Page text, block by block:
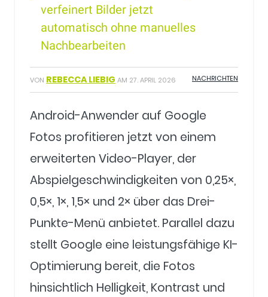
verfeinert Bilder jetzt
automatisch ohne manuelles
Nachbearbeiten
VON REBECCA LIEBIG AM 27. APRIL 2026 NACHRICHTEN
Android-Anwender auf Google
Fotos profitieren jetzt von einem
erweiterten Video-Player, der
Abspielgeschwindigkeiten von 0,25×,
0,5×, 1×, 1,5× und 2× über das Drei-
Punkte-Menü anbietet. Parallel dazu
stellt Google eine leistungsfähige KI-
Optimierung bereit, die Fotos
hinsichtlich Helligkeit, Kontrast und